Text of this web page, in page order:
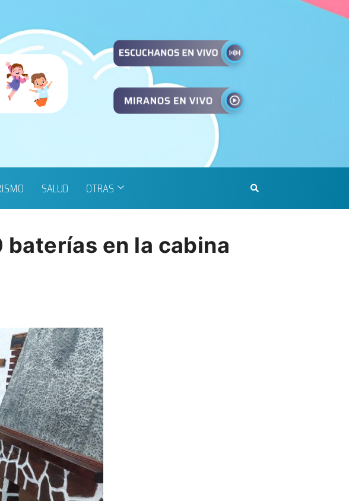
SALUD OTRAS
en la cabina